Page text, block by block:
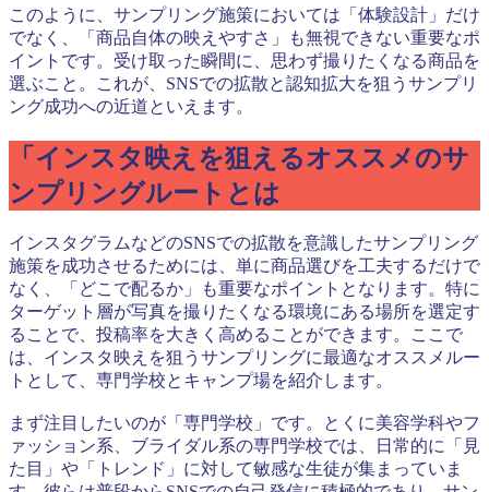
このように、サンプリング施策においては「体験設計」だけ
でなく、「商品自体の映えやすさ」も無視できない重要なポ
イントです。受け取った瞬間に、思わず撮りたくなる商品を
選ぶこと。これが、SNSでの拡散と認知拡大を狙うサンプリ
ング成功への近道といえます。
「インスタ映えを狙えるオススメのサ
ンプリングルートとは
インスタグラムなどのSNSでの拡散を意識したサンプリング
施策を成功させるためには、単に商品選びを工夫するだけで
なく、「どこで配るか」も重要なポイントとなります。特に
ターゲット層が写真を撮りたくなる環境にある場所を選定す
ることで、投稿率を大きく高めることができます。ここで
は、インスタ映えを狙うサンプリングに最適なオススメルー
トとして、専門学校とキャンプ場を紹介します。
まず注目したいのが「専門学校」です。とくに美容学科やフ
ァッション系、ブライダル系の専門学校では、日常的に「見
た目」や「トレンド」に対して敏感な生徒が集まっていま